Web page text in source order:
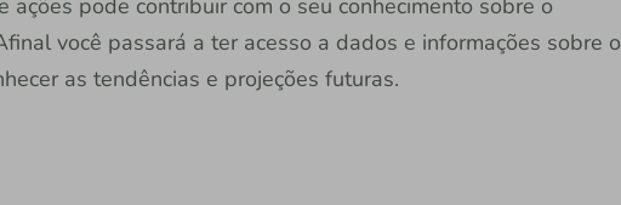
ações pode contribuir com o seu conhecimento sobre o
você passará a ter acesso a dados e informações sobre o
as tendências e projeções futuras.